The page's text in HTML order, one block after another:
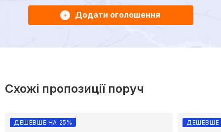
Додати оголошення
Схожі пропозиції поруч
ДЕШЕВШЕ НА 25% ДЕШЕВШЕ